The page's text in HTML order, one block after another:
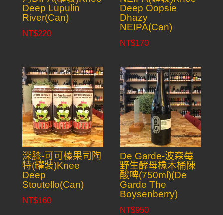
Deep Lupulin
River(Can)
NT$220
Deep Oopsie
Dhazy
NEIPA(Can)
NT$170
深膝-可可榛果司陶
特(罐裝)Knee
Deep
Stoutello(Can)
NT$160
De Garde-波森莓
野生酵母橡木桶陳
酸啤(750ml)(De
Garde The
Boysenberry)
NT$950